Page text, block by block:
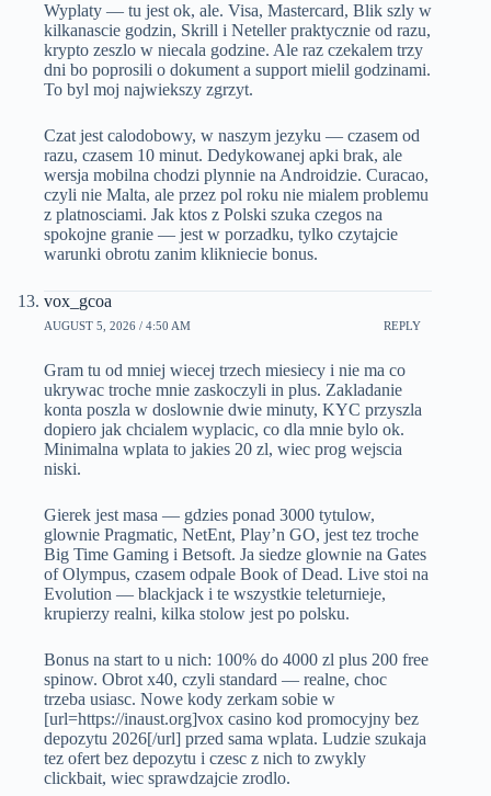
Wyplaty — tu jest ok, ale. Visa, Mastercard, Blik szly w
kilkanascie godzin, Skrill i Neteller praktycznie od razu,
krypto zeszlo w niecala godzine. Ale raz czekalem trzy
dni bo poprosili o dokument a support mielil godzinami.
To byl moj najwiekszy zgrzyt.
Czat jest calodobowy, w naszym jezyku — czasem od
razu, czasem 10 minut. Dedykowanej apki brak, ale
wersja mobilna chodzi plynnie na Androidzie. Curacao,
czyli nie Malta, ale przez pol roku nie mialem problemu
z platnosciami. Jak ktos z Polski szuka czegos na
spokojne granie — jest w porzadku, tylko czytajcie
warunki obrotu zanim klikniecie bonus.
vox_gcoa
AUGUST 5, 2026 / 4:50 AM REPLY
Gram tu od mniej wiecej trzech miesiecy i nie ma co
ukrywac troche mnie zaskoczyli in plus. Zakladanie
konta poszla w doslownie dwie minuty, KYC przyszla
dopiero jak chcialem wyplacic, co dla mnie bylo ok.
Minimalna wplata to jakies 20 zl, wiec prog wejscia
niski.
Gierek jest masa — gdzies ponad 3000 tytulow,
glownie Pragmatic, NetEnt, Play’n GO, jest tez troche
Big Time Gaming i Betsoft. Ja siedze glownie na Gates
of Olympus, czasem odpale Book of Dead. Live stoi na
Evolution — blackjack i te wszystkie teleturnieje,
krupierzy realni, kilka stolow jest po polsku.
Bonus na start to u nich: 100% do 4000 zl plus 200 free
spinow. Obrot x40, czyli standard — realne, choc
trzeba usiasc. Nowe kody zerkam sobie w
[url=https://inaust.org]vox casino kod promocyjny bez
depozytu 2026[/url] przed sama wplata. Ludzie szukaja
tez ofert bez depozytu i czesc z nich to zwykly
clickbait, wiec sprawdzajcie zrodlo.